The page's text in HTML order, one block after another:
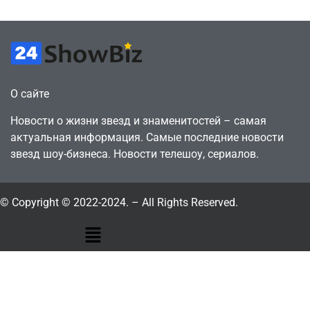
О сайте
Новости о жизни звезд и знаменитостей – самая
актуальная информация. Самые последние новости
звезд шоу-бизнеса. Новости телешоу, сериалов.
© Copyright © 2022-2024. – All Rights Reserved.